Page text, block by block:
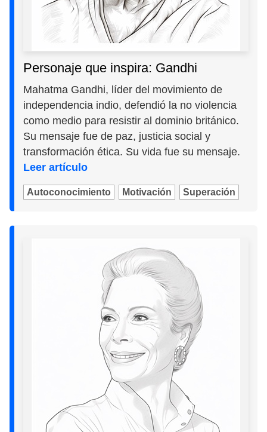
Personaje que inspira: Gandhi
Mahatma Gandhi, líder del movimiento de
independencia indio, defendió la no violencia
como medio para resistir al dominio británico.
Su mensaje fue de paz, justicia social y
transformación ética. Su vida fue su mensaje.
Leer artículo
Autoconocimiento Motivación Superación